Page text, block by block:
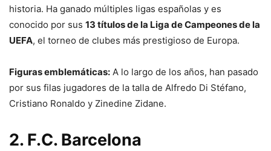
historia. Ha ganado múltiples ligas españolas y es
conocido por sus 13 títulos de la Liga de Campeones de la
UEFA, el torneo de clubes más prestigioso de Europa.
Figuras emblemáticas: A lo largo de los años, han pasado
por sus filas jugadores de la talla de Alfredo Di Stéfano,
Cristiano Ronaldo y Zinedine Zidane.
2. F.C. Barcelona